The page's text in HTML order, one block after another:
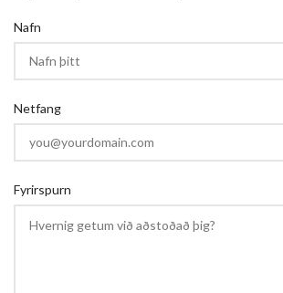
Nafn
Netfang
Fyrirspurn